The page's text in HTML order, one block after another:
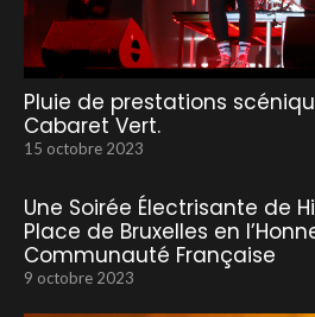
Pluie de prestations
Cabaret Vert.
15 octobre 2023
Une Soirée Électrisante de
Place de Bruxelles en
Communauté Française
9 octobre 2023